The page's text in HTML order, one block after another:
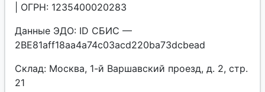
| ОГРН: 1235400020283
Данные ЭДО: ID СБИС —
2BE81aff18aa4a74c03acd220ba73dcbead
Склад: Москва, 1-й Варшавский проезд, д. 2, стр.
21